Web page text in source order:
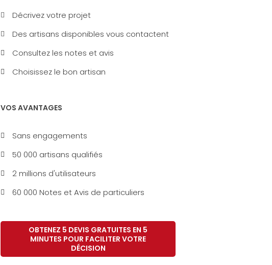
Décrivez votre projet
Des artisans disponibles vous contactent
Consultez les notes et avis
Choisissez le bon artisan
VOS AVANTAGES
Sans engagements
50 000 artisans qualifiés
2 millions d'utilisateurs
60 000 Notes et Avis de particuliers
OBTENEZ 5 DEVIS GRATUITES EN 5
MINUTES POUR FACILITER VOTRE
DÉCISION